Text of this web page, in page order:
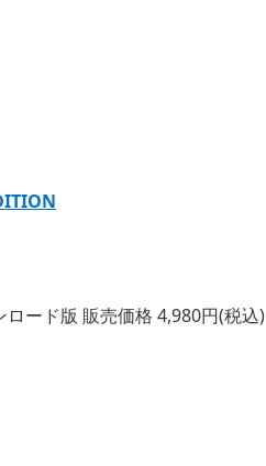
ード版 販売価格 4,980円(税込)